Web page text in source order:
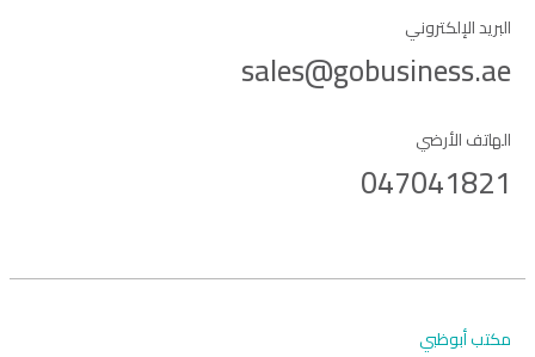
البريد الإلكتروني
sales@gobusiness.ae
الهاتف الأرضي
047041821
مكتب أبوظبي